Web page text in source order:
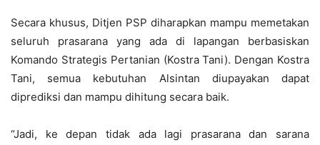
Secara khusus, Ditjen PSP diharapkan mampu memetakan
seluruh prasarana yang ada di lapangan berbasiskan
Komando Strategis Pertanian (Kostra Tani). Dengan Kostra
Tani, semua kebutuhan Alsintan diupayakan dapat
diprediksi dan mampu dihitung secara baik.
“Jadi, ke depan tidak ada lagi prasarana dan sarana